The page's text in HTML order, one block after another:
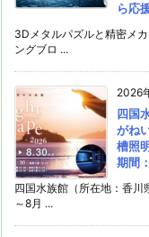
ら応
3Dメタルパズルと精密メ
ングブロ ...
2026
四国
がね
槽照
期間
四国水族館（所在地：香川
～8月 ...